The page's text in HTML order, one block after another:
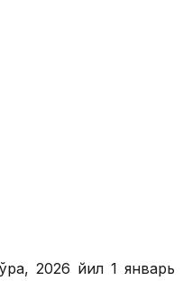
2026 йил 1 январь